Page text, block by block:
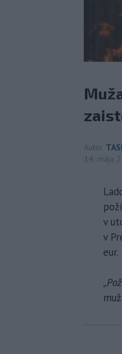
Autor
14. mája
v
v
eur.